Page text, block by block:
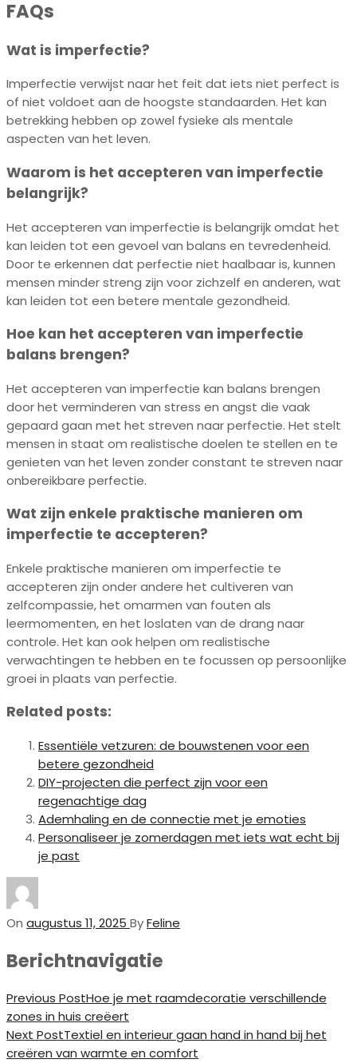
FAQs
Wat is imperfectie?
Imperfectie verwijst naar het feit dat iets niet perfect is
of niet voldoet aan de hoogste standaarden. Het kan
betrekking hebben op zowel fysieke als mentale
aspecten van het leven.
Waarom is het accepteren van imperfectie
belangrijk?
Het accepteren van imperfectie is belangrijk omdat het
kan leiden tot een gevoel van balans en tevredenheid.
Door te erkennen dat perfectie niet haalbaar is, kunnen
mensen minder streng zijn voor zichzelf en anderen, wat
kan leiden tot een betere mentale gezondheid.
Hoe kan het accepteren van imperfectie
balans brengen?
Het accepteren van imperfectie kan balans brengen
door het verminderen van stress en angst die vaak
gepaard gaan met het streven naar perfectie. Het stelt
mensen in staat om realistische doelen te stellen en te
genieten van het leven zonder constant te streven naar
onbereikbare perfectie.
Wat zijn enkele praktische manieren om
imperfectie te accepteren?
Enkele praktische manieren om imperfectie te
accepteren zijn onder andere het cultiveren van
zelfcompassie, het omarmen van fouten als
leermomenten, en het loslaten van de drang naar
controle. Het kan ook helpen om realistische
verwachtingen te hebben en te focussen op persoonlijke
groei in plaats van perfectie.
Related posts:
Essentiële vetzuren: de bouwstenen voor een
betere gezondheid
DIY-projecten die perfect zijn voor een
regenachtige dag
Ademhaling en de connectie met je emoties
Personaliseer je zomerdagen met iets wat echt bij
je past
On augustus 11, 2025 ByFeline
Berichtnavigatie
Previous PostHoe je met raamdecoratie verschillende
zones in huis creëert
Next PostTextiel en interieur gaan hand in hand bij het
creëren van warmte en comfort